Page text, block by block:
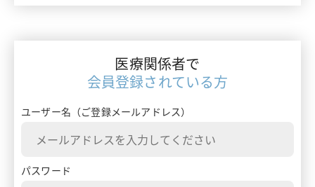
ガイドライン情報
ターニングポイントで考える診療アプローチ
患者さんを多面的に診るためのMulti-Angle Approach
患者さんとチームでつくるClinical Story
医療関係者で
会員登録されている方
ユーザー名（ご登録メールアドレス）
パスワード